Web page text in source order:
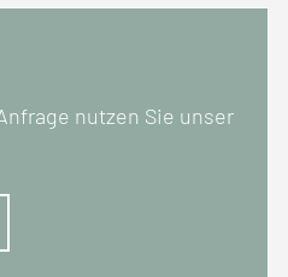
nutzen Sie unser